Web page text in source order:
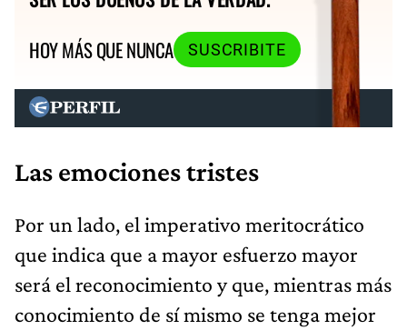
HOY MÁS QUE NUNCA
SUSCRIBITE
Las emociones tristes
Por un lado, el imperativo meritocrático
que indica que a mayor esfuerzo mayor
será el reconocimiento y que, mientras más
conocimiento de sí mismo se tenga mejor